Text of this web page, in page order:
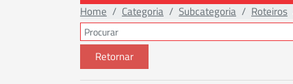
Home
Categoria Subcategoria Roteiros
Retornar